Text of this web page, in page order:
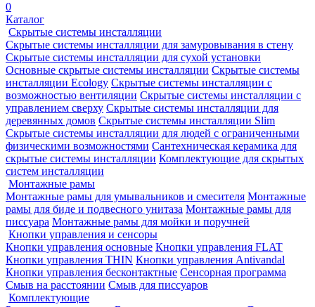
0
Каталог
Скрытые системы инсталляции
Скрытые системы инсталляции для замуровывания в стену
Скрытые системы инсталляции для сухой установки
Основные скрытые системы инсталляции Скрытые системы
инсталляции Ecology Скрытые системы инсталляции с
возможностью вентиляции Скрытые системы инсталляции с
управлением сверху Скрытые системы инсталляции для
деревянных домов Скрытые системы инсталляции Slim
Скрытые системы инсталляции для людей с ограниченными
физическими возможностями Сантехническая керамика для
скрытые системы инсталляции Комплектующие для скрытых
систем инсталляции
Монтажные рамы
Монтажные рамы для умывальников и смесителя Монтажные
рамы для биде и подвесного унитаза Монтажные рамы для
писсуара Монтажные рамы для мойки и поручней
Кнопки управления и сенсоры
Кнопки управления основные Кнопки управления FLAT
Кнопки управления THIN Кнопки управления Antivandal
Кнопки управления бесконтактные Сенсорная программа
Смыв на расстоянии Смыв для писсуаров
Комплектующие